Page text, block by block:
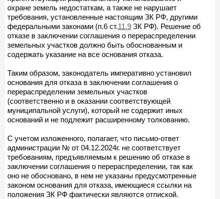
охране земель недостаткам, а также не нарушает
требования, установленные настоящим ЗК РФ, другими
федеральными законами (п.6 ст.11.9 ЗК РФ). Решение об
отказе в заключении соглашения о перераспределении
земельных участков должно быть обоснованным и
содержать указание на все основания отказа.
Таким образом, законодатель императивно установил
основания для отказа в заключении соглашения о
перераспределении земельных участков
(соответственно и в оказании соответствующей
муниципальной услуги), который не содержит иных
оснований и не подлежит расширенному толкованию.
С учетом изложенного, полагает, что письмо-ответ
администрации № от 04.12.2024г. не соответствует
требованиям, предъявляемым к решению об отказе в
заключении соглашения о перераспределении, так как
оно не обосновано, в нем не указаны предусмотренные
законом основания для отказа, имеющиеся ссылки на
положения ЗК РФ фактически являются отпиской.